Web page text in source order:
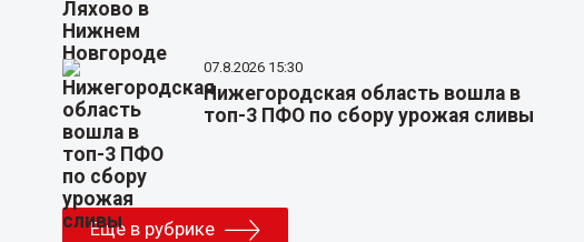
07.8.2026 15:30
Нижегородская область вошла в
топ-3 ПФО по сбору урожая сливы
Еще в рубрике